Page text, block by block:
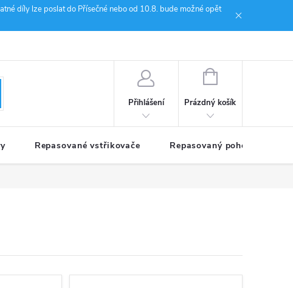
díly lze poslat do Přísečné nebo od 10.8. bude možné opět
Přihlášení
NÁKUPNÍ
Prázdný košík
Repasované vstřikovače Repasovaný pohon TDM